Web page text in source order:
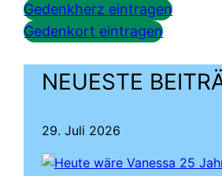
Gedenkherz eintragen
Gedenkort eintragen
NEUESTE
29. Juli 2026